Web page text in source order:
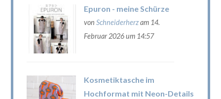
Epuron - meine Schürze
von Schneiderherzam 14.
Februar 2026 um 14:57
Kosmetiktasche im
Hochformat mit Neon-Details